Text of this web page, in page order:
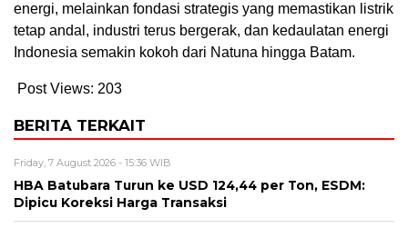
energi, melainkan fondasi strategis yang memastikan listrik
tetap andal, industri terus bergerak, dan kedaulatan energi
Indonesia semakin kokoh dari Natuna hingga Batam.
Post Views: 203
BERITA TERKAIT
Friday, 7 August 2026 - 15:36 WIB
HBA Batubara Turun ke USD 124,44 per Ton, ESDM:
Dipicu Koreksi Harga Transaksi